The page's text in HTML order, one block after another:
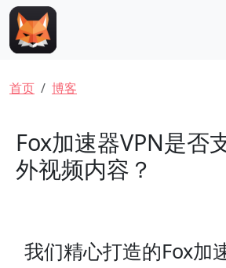
跳转到主要内容
面包屑
首页 博客
Fox加速器VPN是否
外视频内容？
我们精心打造的Fox加